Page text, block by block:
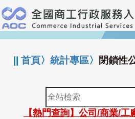
跳
到
主
要
:::
||首頁〉統計專區〉 閉鎖性
全
站
檢
【熱門查詢】公司/商業/工